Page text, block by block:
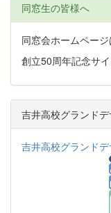
同窓生の皆様へ
同窓会ホームページ
創立50周年記念サ
吉井高校グランド
吉井高校グランド